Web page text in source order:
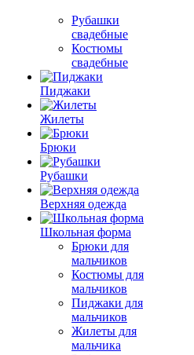
Рубашки
свадебные
Костюмы
свадебные
Пиджаки
Жилеты
Брюки
Рубашки
Верхняя одежда
Школьная форма
Брюки для
мальчиков
Костюмы для
мальчиков
Пиджаки для
мальчиков
Жилеты для
мальчика